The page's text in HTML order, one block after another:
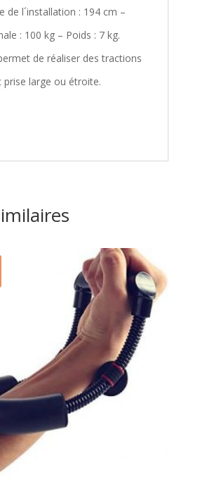
de l´installation : 194 cm –
: 100 kg – Poids : 7 kg.
de réaliser des tractions
prise large ou étroite.